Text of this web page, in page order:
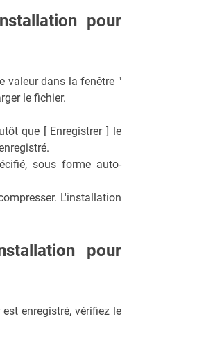
pour
valeur dans la fenêtre "
le fichier.
que [ Enregistrer ] le
sous forme auto-
L'installation
pour
enregistré, vérifiez le